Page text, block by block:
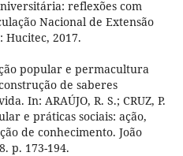
reflexões com
Nacional de Extensão
Hucitec, 2017.
popular e permacultura
de saberes
In: ARAÚJO, R. S.; CRUZ, P.
e práticas sociais: ação,
de conhecimento. João
p. 173-194.